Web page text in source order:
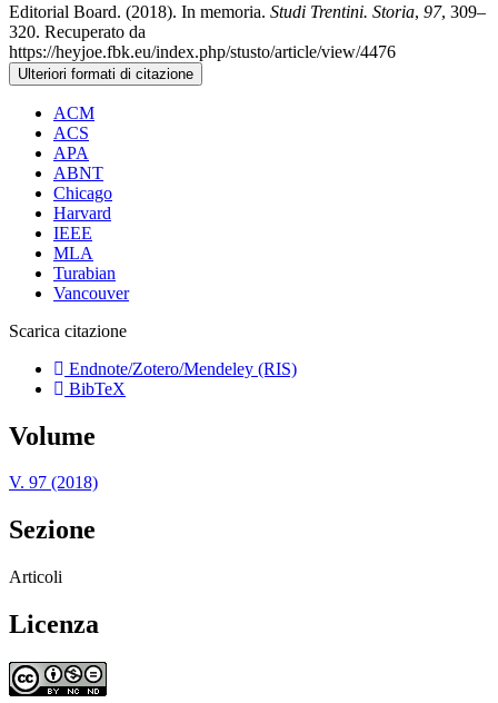
Editorial Board. (2018). In memoria. Studi Trentini. Storia, 97, 309–
320. Recuperato da
https://heyjoe.fbk.eu/index.php/stusto/article/view/4476
Ulteriori formati di citazione
ACM
ACS
APA
ABNT
Chicago
Harvard
IEEE
MLA
Turabian
Vancouver
Scarica citazione
Endnote/Zotero/Mendeley (RIS)
BibTeX
Volume
V. 97 (2018)
Sezione
Articoli
Licenza